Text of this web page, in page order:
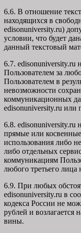
6.6. В отношение
находящихся в
edisonuniversity.ru)
условии, что будет
данный текстовый
6.7. edisonuniversity.ru
Пользователем за
Пользователем в
невозможности
коммуникационных
edisonuniversity.ru или
6.8. edisonuniversity.ru
прямые или
использования либо
либо отдельных
коммуникациям
любого третьего лица
6.9. При любых
edisonuniversity.ru в
кодекса России не
рублей и возлагается
вины.